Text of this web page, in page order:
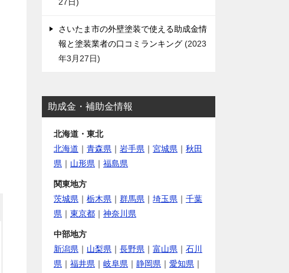
さいたま市の外壁塗装で使える助成金情
報と塗装業者の口コミランキング
2023
年3月27日
助成金・補助金情報
北海道・東北
北海道 ｜ 青森県 ｜ 岩手県 ｜ 宮城県 ｜ 秋田
県 ｜ 山形県 ｜ 福島県
関東地方
茨城県 ｜ 栃木県 ｜ 群馬県 ｜ 埼玉県 ｜ 千葉
県 ｜ 東京都 ｜ 神奈川県
中部地方
新潟県 ｜ 山梨県 ｜ 長野県 ｜ 富山県 ｜ 石川
県 ｜ 福井県 ｜ 岐阜県 ｜ 静岡県 ｜ 愛知県 ｜